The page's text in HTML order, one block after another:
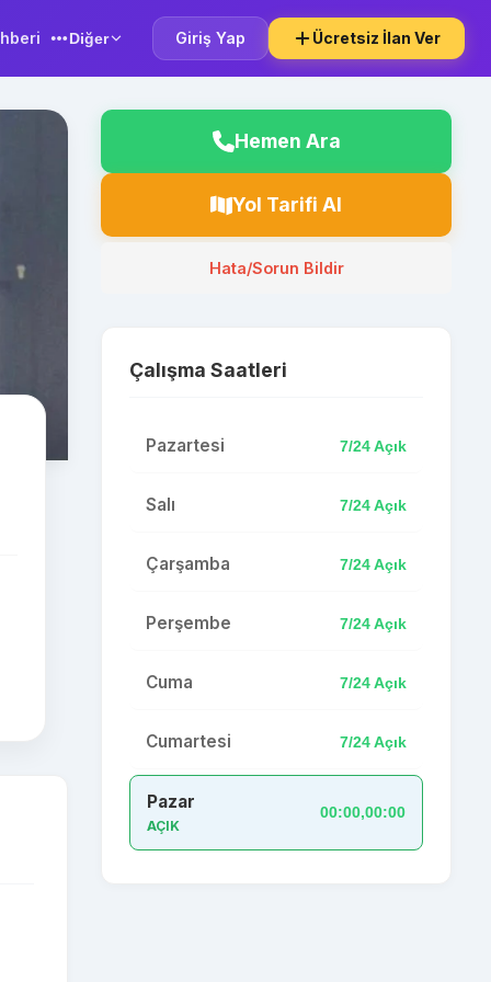
Diğer Giriş Yap Ücretsiz İlan Ver
Hemen Ara
Yol Tarifi Al
Hata/Sorun Bildir
Çalışma Saatleri
Pazartesi 7/24 Açık
Salı 7/24 Açık
Çarşamba 7/24 Açık
Perşembe 7/24 Açık
Cuma 7/24 Açık
Cumartesi 7/24 Açık
Pazar
AÇIK
00:00,00:00